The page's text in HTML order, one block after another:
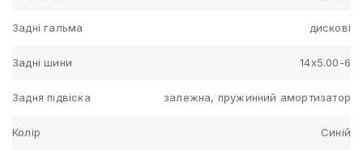
Задні гальма дискові
Задні шини 14x5.00-6
Задня підвіска залежна, пружинний амортизатор
Колір Синій